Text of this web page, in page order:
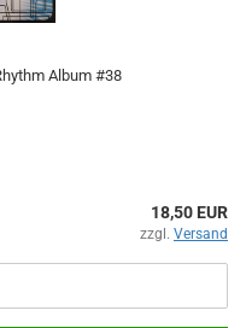
Album #38
18,50 EUR
zzgl. Versand